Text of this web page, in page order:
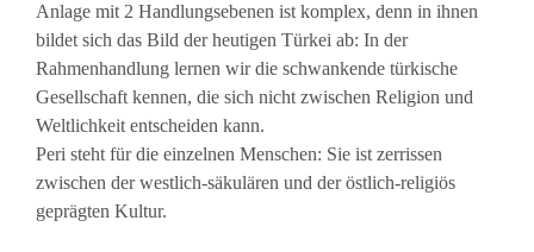
Anlage mit 2 Handlungsebenen ist komplex, denn in ihnen
bildet sich das Bild der heutigen Türkei ab: In der
Rahmenhandlung lernen wir die schwankende türkische
Gesellschaft kennen, die sich nicht zwischen Religion und
Weltlichkeit entscheiden kann.
Peri steht für die einzelnen Menschen: Sie ist zerrissen
zwischen der westlich-säkulären und der östlich-religiös
geprägten Kultur.